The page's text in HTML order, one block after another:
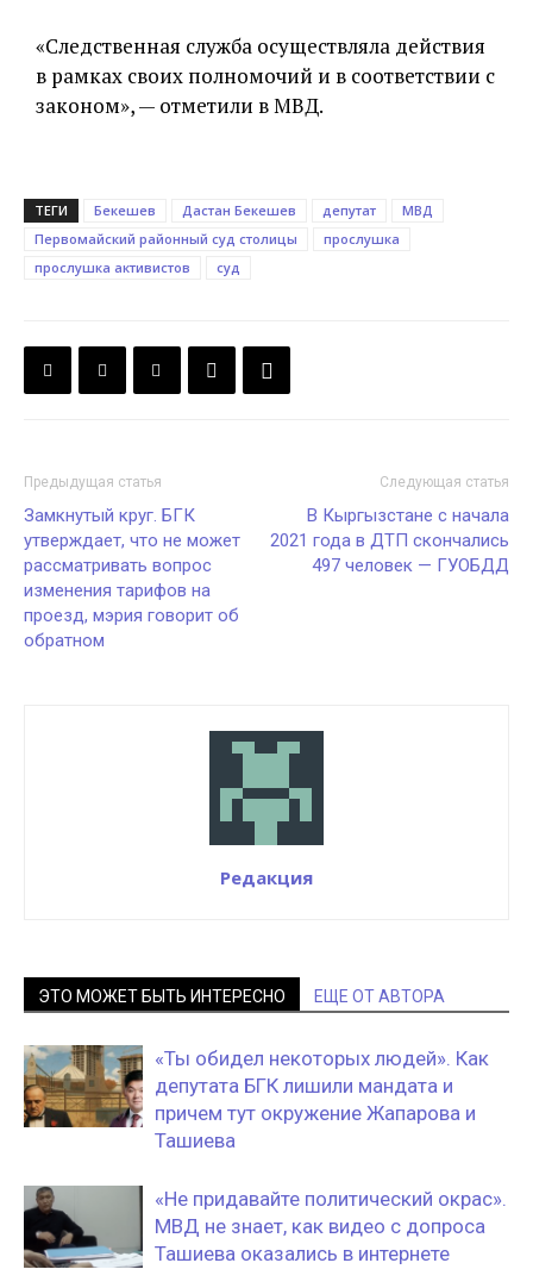
«Следственная служба осуществляла действия
в рамках своих полномочий и в соответствии с
законом», — отметили в МВД.
ТЕГИ Бекешев Дастан Бекешев депутат
МВД
Первомайский районный суд столицы
прослушка
прослушка активистов
суд
Предыдущая статья
Замкнутый круг. БГК
утверждает, что не может
рассматривать вопрос
изменения тарифов на
проезд, мэрия говорит об
обратном
Следующая статья
В Кыргызстане с начала
2021 года в ДТП скончались
497 человек — ГУОБДД
Редакция
ЭТО МОЖЕТ БЫТЬ ИНТЕРЕСНО ЕЩЕ ОТ АВТОРА
«Ты обидел некоторых людей». Как
депутата БГК лишили мандата и
причем тут окружение Жапарова и
Ташиева
«Не придавайте политический окрас».
МВД не знает, как видео с допроса
Ташиева оказались в интернете